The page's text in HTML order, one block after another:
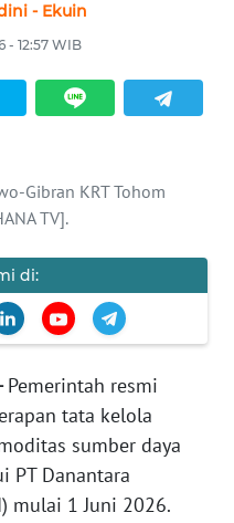
- Ekuin
- 12:57 WIB
TV].
di:
Pemerintah resmi
tata kelola
sumber daya